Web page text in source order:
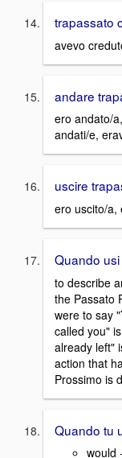
trapassato
avevo
andare
ero andato/
andati/e,
uscire
ero uscito/a,
Quando
to describe
the Passato
were to say
called you"
already left"
action that
Prossimo is
Quando tu
would